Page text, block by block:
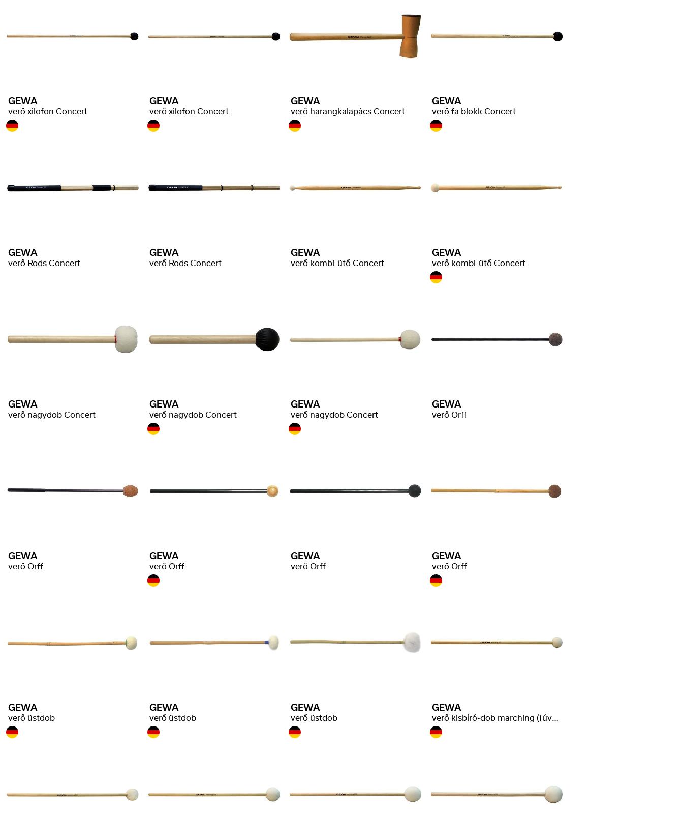
GEWA
verő xilofon Concert
GEWA
verő xilofon Concert
GEWA
verő harangkalapács Concert
GEWA
verő fa blokk Concert
GEWA
verő Rods Concert
GEWA
verő Rods Concert
GEWA
verő kombi-ütő Concert
GEWA
verő kombi-ütő Concert
GEWA
verő nagydob Concert
GEWA
verő nagydob Concert
GEWA
verő nagydob Concert
GEWA
verő Orff
GEWA
verő Orff
GEWA
verő Orff
GEWA
verő Orff
GEWA
verő Orff
GEWA
verő üstdob
GEWA
verő üstdob
GEWA
verő üstdob
GEWA
verő kisbíró-dob marching (fúvószenekari)